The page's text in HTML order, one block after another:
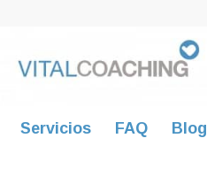
Servicios FAQ Blog